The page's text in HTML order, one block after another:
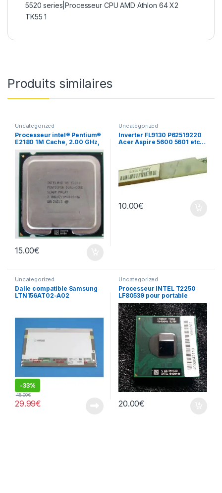
5520 series|Processeur CPU AMD Athlon 64 X2
TK55 1
Produits similaires
Uncategorized
Processeur intel® Pentium®
E2180 1M Cache, 2.00 GHz,
800 MHz FSB
15.00€
Uncategorized
Inverter FL9130 P62519220
Acer Aspire 5600 5601 etc…
10.00€
Uncategorized
Dalle compatible Samsung
LTN156AT02-A02
-33%
29.99€
45.00€
Uncategorized
Processeur INTEL T2250
LF80539 pour portable
20.00€